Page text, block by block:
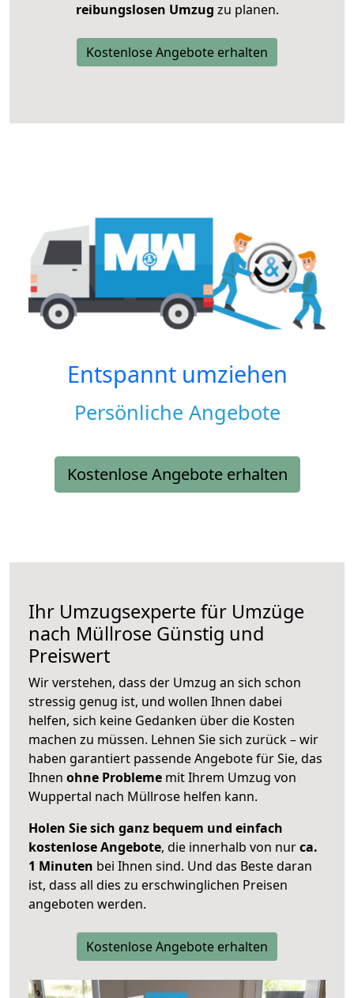
reibungslosen Umzug zu planen.
Kostenlose Angebote erhalten
Entspannt umziehen
Persönliche Angebote
Kostenlose Angebote erhalten
Ihr Umzugsexperte für Umzüge
nach Müllrose Günstig und
Preiswert
Wir verstehen, dass der Umzug an sich schon
stressig genug ist, und wollen Ihnen dabei
helfen, sich keine Gedanken über die Kosten
machen zu müssen. Lehnen Sie sich zurück – wir
haben garantiert passende Angebote für Sie, das
Ihnen ohne Probleme mit Ihrem Umzug von
Wuppertal nach Müllrose helfen kann.
Holen Sie sich ganz bequem und einfach
kostenlose Angebote, die innerhalb von nurca.
1 Minuten bei Ihnen sind. Und das Beste daran
ist, dass all dies zu erschwinglichen Preisen
angeboten werden.
Kostenlose Angebote erhalten